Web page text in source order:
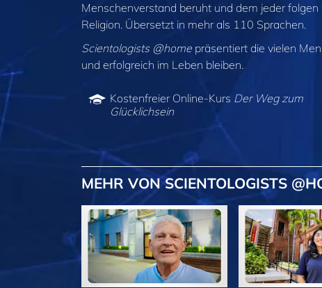
Menschenverstand beruht und dem jeder
Religion. Übersetzt in mehr als 110 Sprachen.
Scientologists @homepräsentiert die vielen
und erfolgreich im Leben bleiben.
Kostenfreier Online-Kurs Der Weg zum
Glücklichsein
MEHR VON SCIENTOLOGISTS